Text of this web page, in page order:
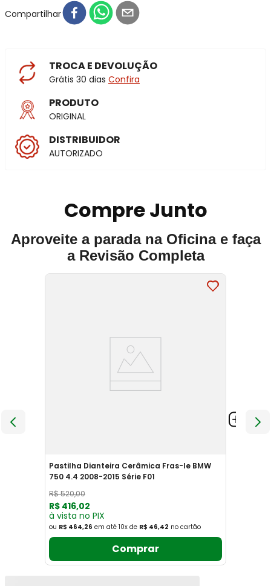
Compartilhar
TROCA E DEVOLUÇÃO
Grátis 30 dias Confira
PRODUTO
ORIGINAL
DISTRIBUIDOR
AUTORIZADO
Compre Junto
Aproveite a parada na Oficina e faça
a Revisão Completa
Pastilha Dianteira Cerâmica Fras-le BMW
750 4.4 2008-2015 Série F01
R$520,00
R$ 416,02
à vista no PIX
ou R$ 464,26 em até 10x de R$ 46,42 no cartão
Comprar